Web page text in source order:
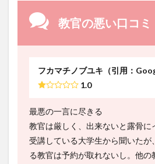
教官の悪い口コミ
フカマチノブユキ（引用：
1.0
最悪の一言に尽きる
教官は厳しく、出来ないと露骨に
受講している大学生から聞いたが
る教官は予約が取れないし。他の